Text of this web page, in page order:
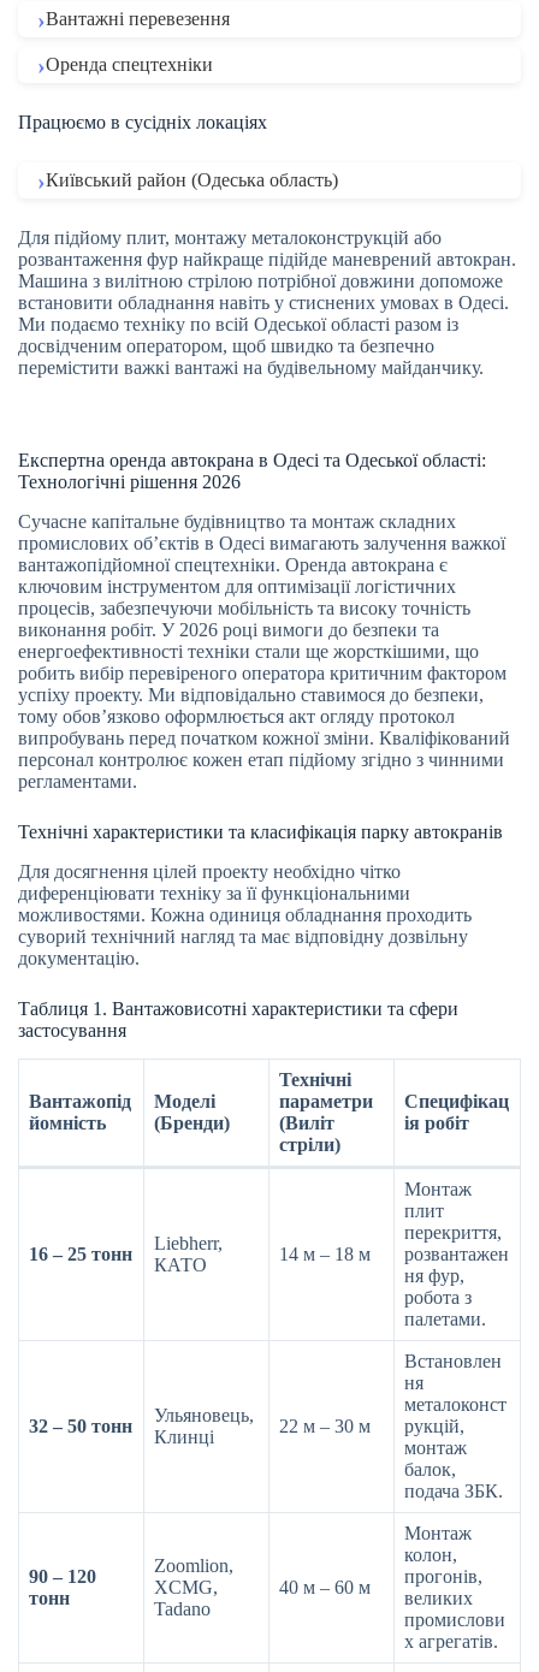
Вантажні перевезення
Оренда спецтехніки
Працюємо в сусідніх локаціях
Київський район (Одеська область)
Для підйому плит, монтажу металоконструкцій або
розвантаження фур найкраще підійде маневрений автокран.
Машина з вилітною стрілою потрібної довжини допоможе
встановити обладнання навіть у стиснених умовах в Одесі.
Ми подаємо техніку по всій Одеської області разом із
досвідченим оператором, щоб швидко та безпечно
перемістити важкі вантажі на будівельному майданчику.
Експертна оренда автокрана в Одесі та Одеської області:
Технологічні рішення 2026
Сучасне капітальне будівництво та монтаж складних
промислових об’єктів в Одесі вимагають залучення важкої
вантажопідйомної спецтехніки. Оренда автокрана є
ключовим інструментом для оптимізації логістичних
процесів, забезпечуючи мобільність та високу точність
виконання робіт. У 2026 році вимоги до безпеки та
енергоефективності техніки стали ще жорсткішими, що
робить вибір перевіреного оператора критичним фактором
успіху проекту. Ми відповідально ставимося до безпеки,
тому обов’язково оформлюється акт огляду протокол
випробувань перед початком кожної зміни. Кваліфікований
персонал контролює кожен етап підйому згідно з чинними
регламентами.
Технічні характеристики та класифікація парку автокранів
Для досягнення цілей проекту необхідно чітко
диференціювати техніку за її функціональними
можливостями. Кожна одиниця обладнання проходить
суворий технічний нагляд та має відповідну дозвільну
документацію.
Таблиця 1. Вантажовисотні характеристики та сфери
застосування
Вантажопід
йомність
Моделі
(Бренди)
Технічні
параметри
(Виліт
стріли)
Специфікац
ія робіт
16 – 25 тонн
Liebherr,
КАТО
14 м – 18 м
Монтаж
плит
перекриття,
розвантажен
ня фур,
робота з
палетами.
32 – 50 тонн
Ульяновець,
Клинці
22 м – 30 м
Встановлен
ня
металоконст
рукцій,
монтаж
балок,
подача ЗБК.
90 – 120
тонн
Zoomlion,
XCMG,
Tadano
40 м – 60 м
Монтаж
колон,
прогонів,
великих
промислови
х агрегатів.